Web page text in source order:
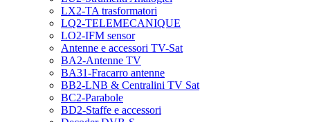
LX2-TA trasformatori
LQ2-TELEMECANIQUE
LO2-IFM sensor
Antenne e accessori TV-Sat
BA2-Antenne TV
BA31-Fracarro antenne
BB2-LNB & Centralini TV Sat
BC2-Parabole
BD2-Staffe e accessori